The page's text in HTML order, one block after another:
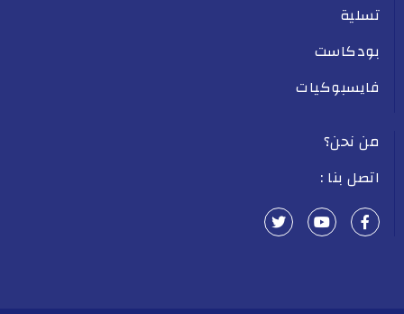
تسلية
بودكاست
فايسبوكيات
من نحن؟
اتصل بنا :